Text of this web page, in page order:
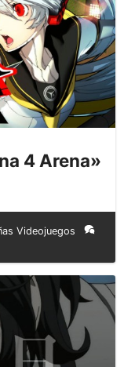
4 Arena»
Videojuegos